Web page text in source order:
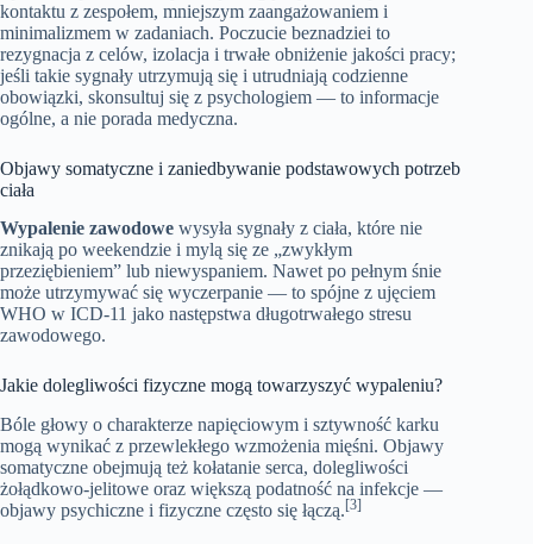
kontaktu z zespołem, mniejszym zaangażowaniem i
minimalizmem w zadaniach. Poczucie beznadziei to
rezygnacja z celów, izolacja i trwałe obniżenie jakości pracy;
jeśli takie sygnały utrzymują się i utrudniają codzienne
obowiązki, skonsultuj się z psychologiem — to informacje
ogólne, a nie porada medyczna.
Objawy somatyczne i zaniedbywanie podstawowych potrzeb
ciała
Wypalenie zawodowe wysyła sygnały z ciała, które nie
znikają po weekendzie i mylą się ze „zwykłym
przeziębieniem” lub niewyspaniem. Nawet po pełnym śnie
może utrzymywać się wyczerpanie — to spójne z ujęciem
WHO w ICD‑11 jako następstwa długotrwałego stresu
zawodowego.
Jakie dolegliwości fizyczne mogą towarzyszyć wypaleniu?
Bóle głowy o charakterze napięciowym i sztywność karku
mogą wynikać z przewlekłego wzmożenia mięśni. Objawy
somatyczne obejmują też kołatanie serca, dolegliwości
żołądkowo‑jelitowe oraz większą podatność na infekcje —
objawy psychiczne i fizyczne często się łączą.[3]